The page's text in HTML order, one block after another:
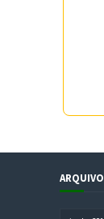
ARQUIVO